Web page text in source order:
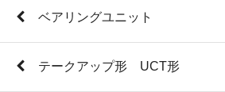
ベアリングユニット
テークアップ形 UCT形